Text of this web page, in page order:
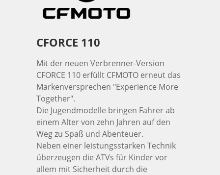
Lil'Buddy
BiggieCFORCE 110
Mit der neuen Verbrenner-Version
CFORCE 110 erfüllt CFMOTO erneut das
Markenversprechen "Experience More
Together".
Die Jugendmodelle bringen Fahrer ab
einem Alter von zehn Jahren auf den
Weg zu Spaß und Abenteuer.
Neben einer leistungsstarken Technik
überzeugen die ATVs für Kinder vor
allem mit Sicherheit durch die